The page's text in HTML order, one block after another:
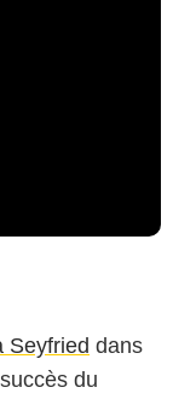
Seyfried dans
du